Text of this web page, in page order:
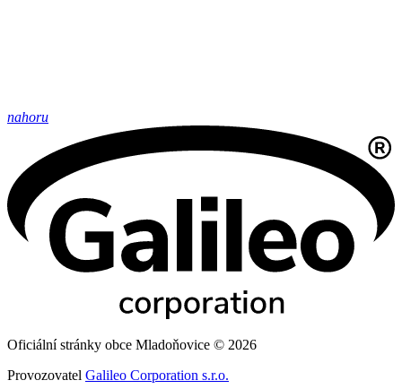
nahoru
Oficiální stránky obce Mladoňovice © 2026
Provozovatel Galileo Corporation s.r.o.